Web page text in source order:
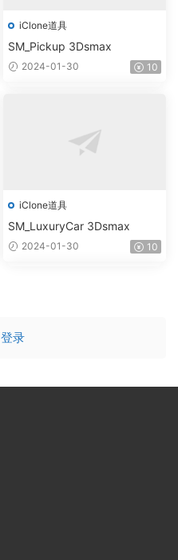
iClone道具
SM_Pickup 3Dsmax
2024-01-30 10
iClone道具
SM_LuxuryCar 3Dsmax
2024-01-30 10
登录